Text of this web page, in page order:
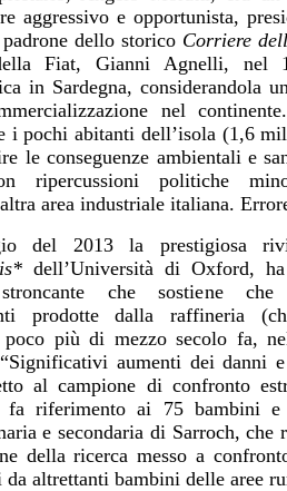
aggressivo e opportunista,
dello storico Corriere
Fiat, Gianni Agnelli, nel
in Sardegna, considerandola
nel
i pochi abitanti dell’isola (1,6
le conseguenze ambientali e
ripercussioni politiche
area industriale italiana.
del 2013 la prestigiosa
dell’Università di Oxford,
che sostiene
prodotte dalla raffineria
poco più di mezzo secolo fa,
aumenti dei danni
al campione di confronto
riferimento ai 75 bambini e
e secondaria di Sarroch, che
della ricerca messo a
da altrettanti bambini delle aree